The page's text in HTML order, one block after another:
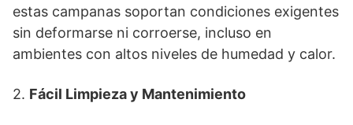
estas campanas soportan condiciones exigentes
sin deformarse ni corroerse, incluso en
ambientes con altos niveles de humedad y calor.
2. Fácil Limpieza y Mantenimiento